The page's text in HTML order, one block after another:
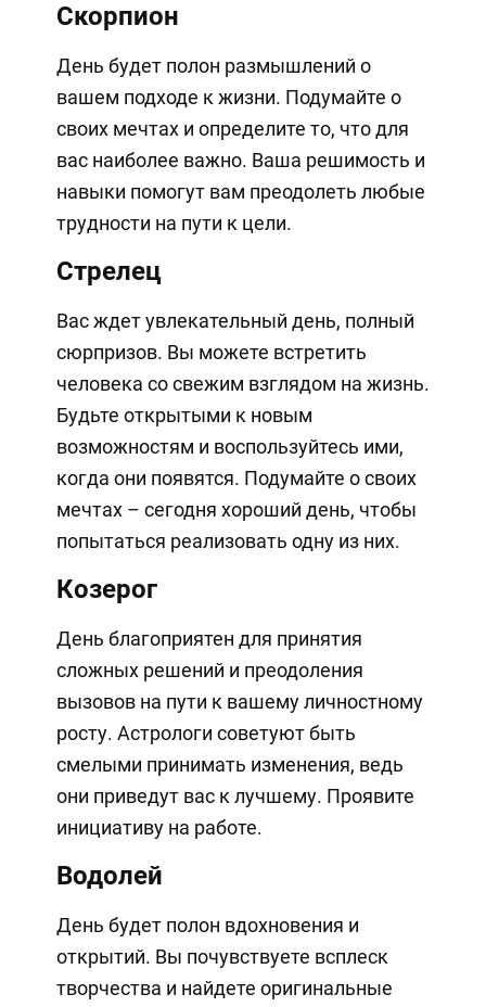
Скорпион
День будет полон размышлений о
вашем подходе к жизни. Подумайте о
своих мечтах и определите то, что для
вас наиболее важно. Ваша решимость и
навыки помогут вам преодолеть любые
трудности на пути к цели.
Стрелец
Вас ждет увлекательный день, полный
сюрпризов. Вы можете встретить
человека со свежим взглядом на жизнь.
Будьте открытыми к новым
возможностям и воспользуйтесь ими,
когда они появятся. Подумайте о своих
мечтах – сегодня хороший день, чтобы
попытаться реализовать одну из них.
Козерог
День благоприятен для принятия
сложных решений и преодоления
вызовов на пути к вашему личностному
росту. Астрологи советуют быть
смелыми принимать изменения, ведь
они приведут вас к лучшему. Проявите
инициативу на работе.
Водолей
День будет полон вдохновения и
открытий. Вы почувствуете всплеск
творчества и найдете оригинальные